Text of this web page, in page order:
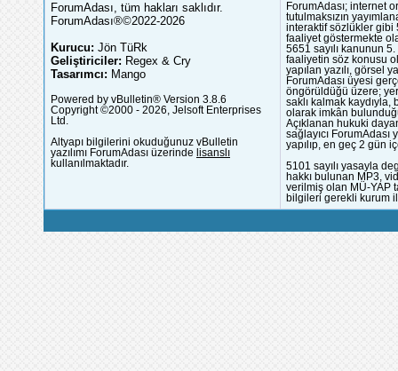
ForumAdası, tüm hakları saklıdır.
ForumAdası®©2022-2026
Kurucu: Jön TüRk
Geliştiriciler: Regex & Cry
Tasarımcı: Mango
Powered by vBulletin® Version 3.8.6
Copyright ©2000 - 2026, Jelsoft Enterprises
Ltd.
Altyapı bilgilerini okuduğunuz vBulletin
yazılımı ForumAdası üzerinde lisanslı
kullanılmaktadır.
ForumAdası; internet
tutulmaksızın
interaktif sözlükler gibi
faaliyet göstermekte
5651 sayılı kanunun
faaliyetin söz konusu
yapılan yazılı, görsel
ForumAdası üyesi
öngörüldüğü üzere;
saklı kalmak
olarak imkân
Açıklanan hukuki
sağlayıcı
yapılıp, en geç 2 gün
5101 sayılı yasayla
hakkı bulunan MP3,
verilmiş olan MÜ-YAP
bilgileri gerekli kurum